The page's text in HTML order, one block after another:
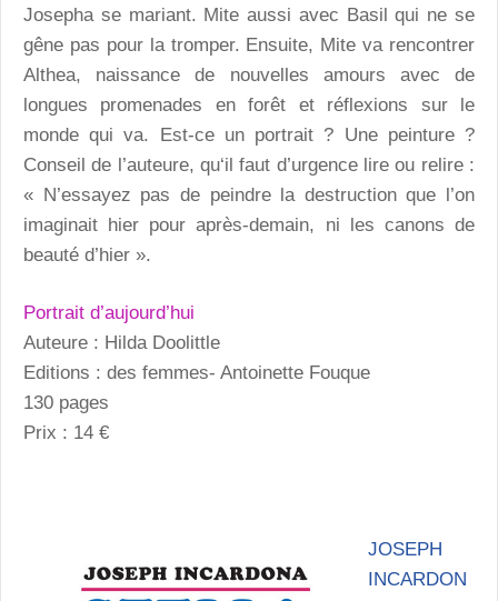
Josepha se mariant. Mite aussi avec Basil qui ne se
gêne pas pour la tromper. Ensuite, Mite va rencontrer
Althea, naissance de nouvelles amours avec de
longues promenades en forêt et réflexions sur le
monde qui va. Est-ce un portrait ? Une peinture ?
Conseil de l’auteure, qu‘il faut d’urgence lire ou relire :
« N’essayez pas de peindre la destruction que l’on
imaginait hier pour après-demain, ni les canons de
beauté d’hier ».
Portrait d’aujourd’hui
Auteure : Hilda Doolittle
Editions : des femmes- Antoinette Fouque
130 pages
Prix : 14 €
JOSEPH
INCARDON